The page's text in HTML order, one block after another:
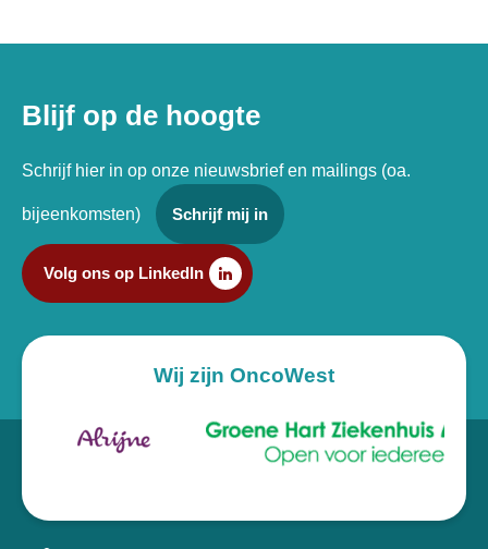
Blijf op de hoogte
Schrijf hier in op onze nieuwsbrief en mailings (oa.
bijeenkomsten) Schrijf mij in
Volg ons op LinkedIn
Wij zijn OncoWest